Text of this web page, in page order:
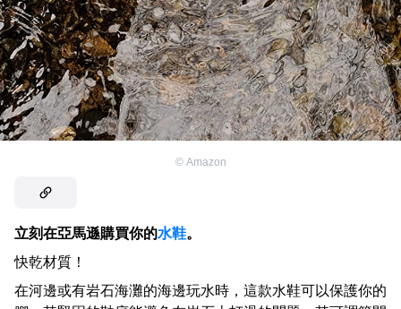
© Amazon
立刻在亞馬遜購買你的水鞋。
快乾材質！
在河邊或有岩石海灘的海邊玩水時，這款水鞋可以保護你的